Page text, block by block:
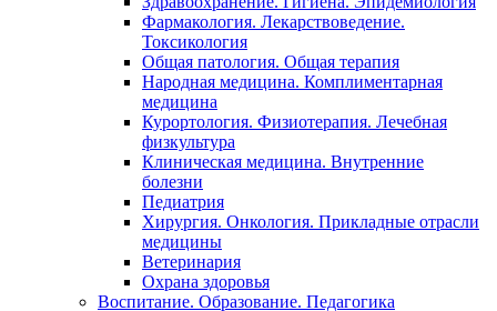
Фармакология. Лекарствоведение.
Токсикология
Общая патология. Общая терапия
Народная медицина. Комплиментарная
медицина
Курортология. Физиотерапия. Лечебная
физкультура
Клиническая медицина. Внутренние
болезни
Педиатрия
Хирургия. Онкология. Прикладные отрасли
медицины
Ветеринария
Охрана здоровья
Воспитание. Образование. Педагогика